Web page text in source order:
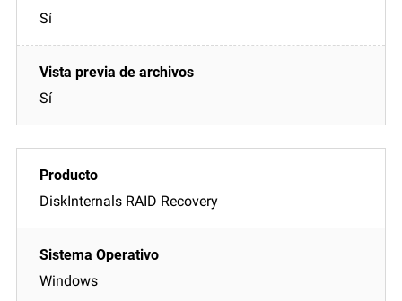
Sí
Sí
DiskInternals RAID Recovery
Windows